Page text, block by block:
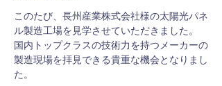
このたび、長州産業株式会社様の太陽光パネ
ル製造工場を見学させていただきました。
国内トップクラスの技術力を持つメーカーの
製造現場を拝見できる貴重な機会となりまし
た。